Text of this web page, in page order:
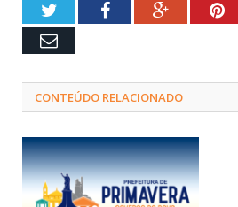
TwitterFacebookGoogle+
Email
CONTEÚDO RELACIONADO